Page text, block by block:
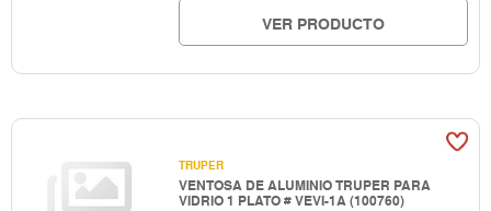
VER PRODUCTO
TRUPER
VENTOSA DE ALUMINIO TRUPER PARA
VIDRIO 1 PLATO # VEVI-1A (100760)